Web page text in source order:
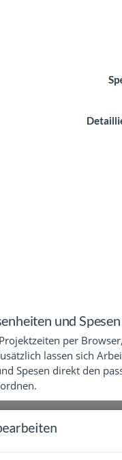
und
per
lassen sich
Spesen direkt den